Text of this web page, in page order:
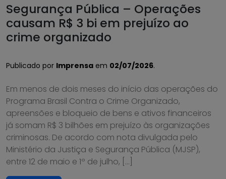
Segurança Pública – Operações
causam R$ 3 bi em prejuízo ao
crime organizado
Publicado por Imprensa em 02/07/2026.
Em menos de dois meses do início das operações do
Programa Brasil Contra o Crime Organizado,
apreensões e bloqueio de bens e ativos financeiros
já somam R$ 3 bilhões em prejuízo às organizações
criminosas. De acordo com nota divulgada pelo
Ministério da Justiça e Segurança Pública (MJSP),
entre 12 de maio e 1º de julho, […]